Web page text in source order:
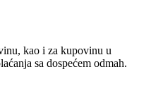
kao i za kupovinu u
sa dospećem odmah.